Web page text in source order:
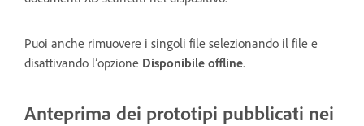
Puoi anche rimuovere i singoli file selezionando il file e
disattivando l’opzione Disponibile offline.
Anteprima dei prototipi pubblicati nei